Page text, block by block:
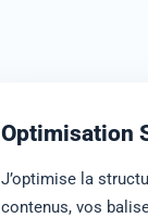
Optimisation
J’optimise la
contenus, vos